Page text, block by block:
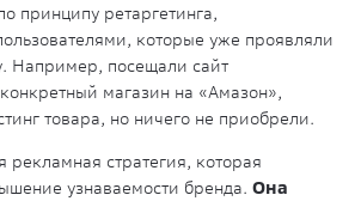
принципу ретаргетинга,
которые уже проявляли
Например, посещали сайт
магазин на «Амазон»,
товара, но ничего не приобрели.
рекламная стратегия, которая
узнаваемости бренда. Она